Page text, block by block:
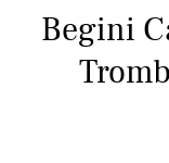
Begini